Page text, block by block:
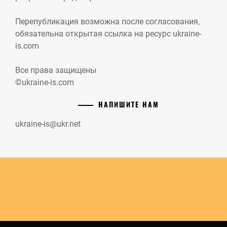
Перепубликация возможна после согласования,
обязательна открытая ссылка на ресурс ukraine-
is.com
Все права защищены
©ukraine-is.com
НАПИШИТЕ НАМ
ukraine-is@ukr.net